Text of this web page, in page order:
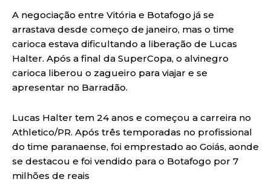
A negociação entre Vitória e Botafogo já se
arrastava desde começo de janeiro, mas o time
carioca estava dificultando a liberação de Lucas
Halter. Após a final da SuperCopa, o alvinegro
carioca liberou o zagueiro para viajar e se
apresentar no Barradão.
Lucas Halter tem 24 anos e começou a carreira no
Athletico/PR. Após três temporadas no profissional
do time paranaense, foi emprestado ao Goiás, aonde
se destacou e foi vendido para o Botafogo por 7
milhões de reais